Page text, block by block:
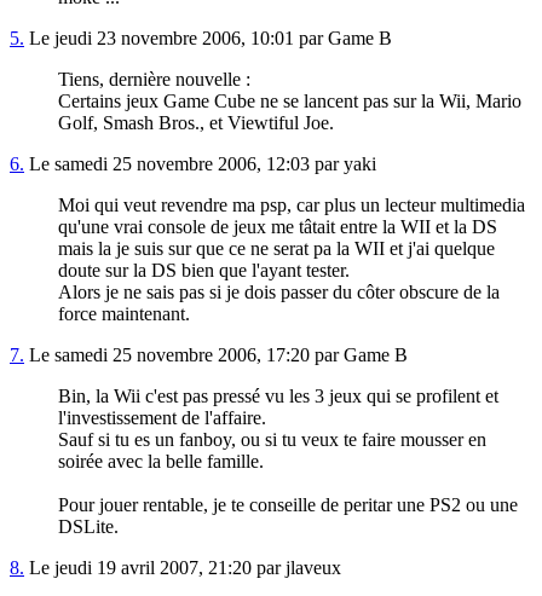
5. Le jeudi 23 novembre 2006, 10:01 par Game B
Tiens, dernière nouvelle :
Certains jeux Game Cube ne se lancent pas sur la Wii, Mario
Golf, Smash Bros., et Viewtiful Joe.
6. Le samedi 25 novembre 2006, 12:03 par yaki
Moi qui veut revendre ma psp, car plus un lecteur multimedia
qu'une vrai console de jeux me tâtait entre la WII et la DS
mais la je suis sur que ce ne serat pa la WII et j'ai quelque
doute sur la DS bien que l'ayant tester.
Alors je ne sais pas si je dois passer du côter obscure de la
force maintenant.
7. Le samedi 25 novembre 2006, 17:20 par Game B
Bin, la Wii c'est pas pressé vu les 3 jeux qui se profilent et
l'investissement de l'affaire.
Sauf si tu es un fanboy, ou si tu veux te faire mousser en
soirée avec la belle famille.
Pour jouer rentable, je te conseille de peritar une PS2 ou une
DSLite.
8. Le jeudi 19 avril 2007, 21:20 par jlaveux